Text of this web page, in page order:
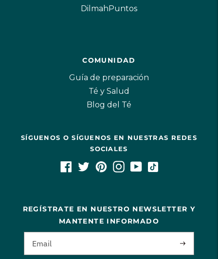
DilmahPuntos
COMUNIDAD
Guía de preparación
Té y Salud
Blog del Té
SÍGUENOS O SÍGUENOS EN NUESTRAS REDES
SOCIALES
REGÍSTRATE EN NUESTRO NEWSLETTER Y
MANTENTE INFORMADO